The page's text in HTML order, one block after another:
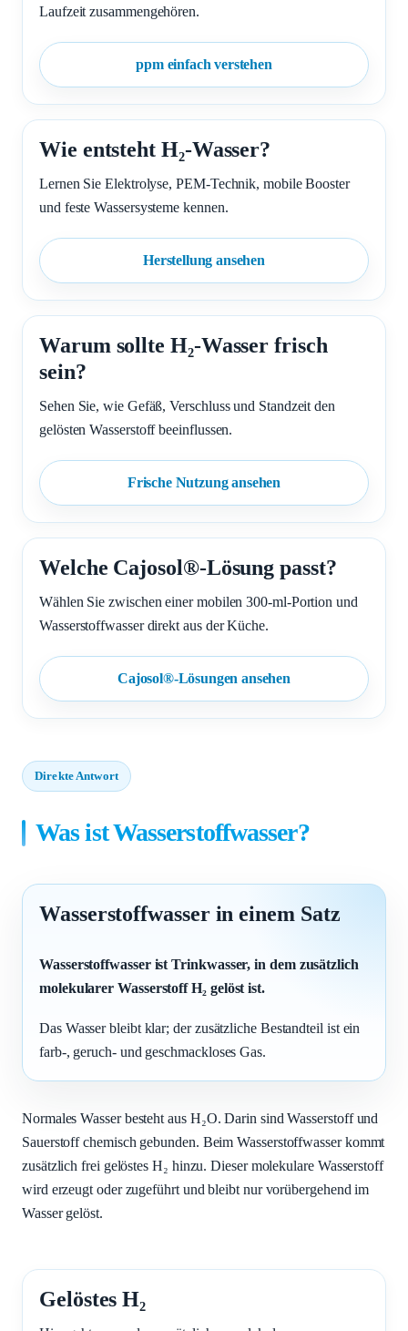
Laufzeit zusammengehören.
ppm einfach verstehen
Wie entsteht H₂-Wasser?
Lernen Sie Elektrolyse, PEM-Technik, mobile Booster
und feste Wassersysteme kennen.
Herstellung ansehen
Warum sollte H₂-Wasser frisch
sein?
Sehen Sie, wie Gefäß, Verschluss und Standzeit den
gelösten Wasserstoff beeinflussen.
Frische Nutzung ansehen
Welche Cajosol®-Lösung passt?
Wählen Sie zwischen einer mobilen 300-ml-Portion und
Wasserstoffwasser direkt aus der Küche.
Cajosol®-Lösungen ansehen
Direkte Antwort
Was ist Wasserstoffwasser?
Wasserstoffwasser in einem Satz
Wasserstoffwasser ist Trinkwasser, in dem zusätzlich
molekularer Wasserstoff H₂ gelöst ist.
Das Wasser bleibt klar; der zusätzliche Bestandteil ist ein
farb-, geruch- und geschmackloses Gas.
Normales Wasser besteht aus H₂O. Darin sind Wasserstoff und
Sauerstoff chemisch gebunden. Beim Wasserstoffwasser kommt
zusätzlich frei gelöstes H₂ hinzu. Dieser molekulare Wasserstoff
wird erzeugt oder zugeführt und bleibt nur vorübergehend im
Wasser gelöst.
Gelöstes H₂